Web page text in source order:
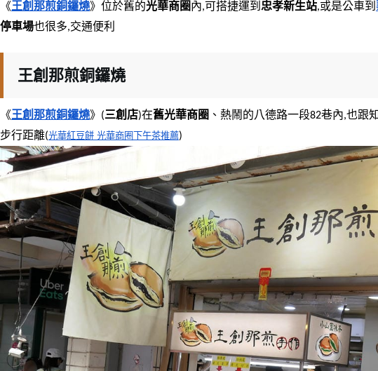
《王創那煎銅鑼燒》位於舊的光華商圈 內,可搭捷運到 忠孝新生站,或是公車到
停車場也很多,交通便利
王創那煎銅鑼燒
《王創那煎銅鑼燒》(三創店)在舊光華商圈 、熱鬧的八德路一段82巷內,也跟
步行距離(光華紅豆餅 光華商圈下午茶推薦)